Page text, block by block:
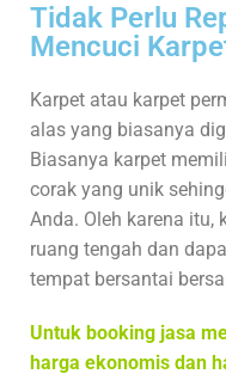
Tidak Perlu
Mencuci
Karpet atau karpet
alas yang biasanya
Biasanya karpet
corak yang unik
Anda. Oleh karena itu,
ruang tengah dan
tempat bersantai
Untuk booking jasa
harga ekonomis dan